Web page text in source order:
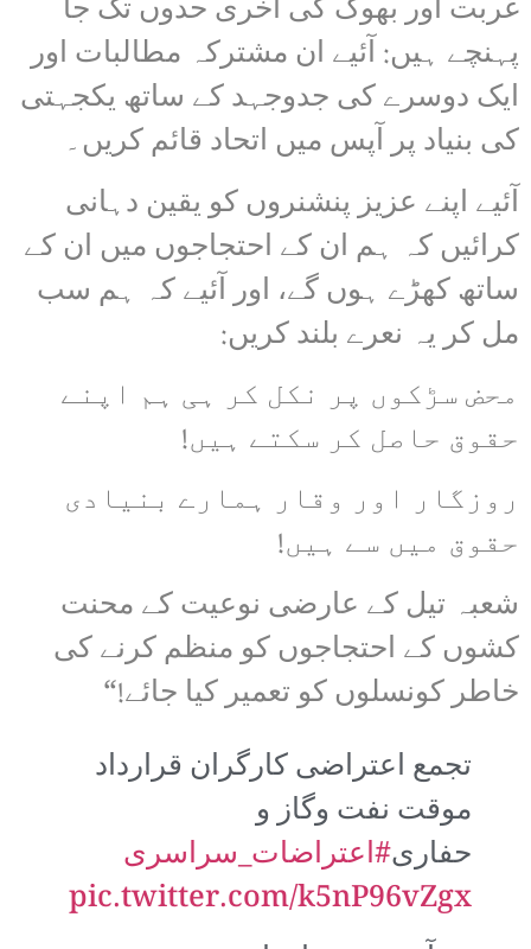
غربت اور بھوک کی آخری حدوں تک جا
پہنچے ہیں: آئیے ان مشترکہ مطالبات اور
ایک دوسرے کی جدوجہد کے ساتھ یکجہتی
کی بنیاد پر آپس میں اتحاد قائم کریں۔
آئیے اپنے عزیز پنشنروں کو یقین دہانی
کرائیں کہ ہم ان کے احتجاجوں میں ان کے
ساتھ کھڑے ہوں گے، اور آئیے کہ ہم سب
مل کر یہ نعرے بلند کریں:
محض سڑکوں پر نکل کر ہی ہم اپنے
حقوق حاصل کر سکتے ہیں!
روزگار اور وقار ہمارے بنیادی
حقوق میں سے ہیں!
شعبہ تیل کے عارضی نوعیت کے محنت
کشوں کے احتجاجوں کو منظم کرنے کی
خاطر کونسلوں کو تعمیر کیا جائے!“
تجمع اعتراضی کارگران قرارداد
موقت نفت وگاز و
حفاری#اعتراضات_سراسری
pic.twitter.com/k5nP96vZgx